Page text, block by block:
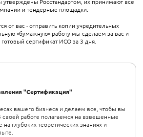
"Сертификация"
вашего бизнеса и делаем все, чтобы вы
своей работе полагаемся на взвешенные
глубоких теоретических знаниях и
утверждены Росстандартом, их принимают все
и тендерные площадки.
от вас - отправить копии учредительных
«бумажную» работу мы сделаем за вас и
сертификат ИСО за 3 дня.